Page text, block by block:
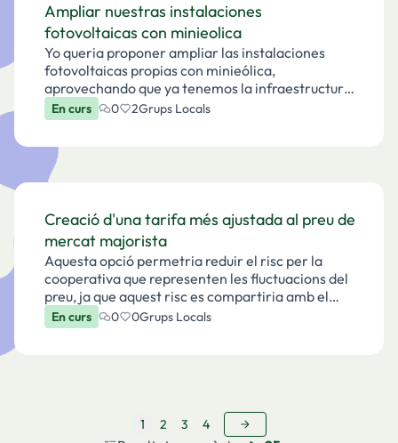
Ampliar nuestras instalaciones
fotovoltaicas con minieolica
Yo queria proponer ampliar las instalaciones
fotovoltaicas propias con minieólica,
aprovechando que ya tenemos la infraestructura
hecha, ahorrandonos muchos trámites y dinero:-
En las plantas de Som Energia o del
En curs 0 2Grups Locals
Creació d'una tarifa més ajustada al preu de
mercat majorista
Aquesta opció permetria reduir el risc per la
cooperativa que representen les fluctuacions del
preu, ja que aquest risc es compartiria amb el
soci. A canvi, es podria ajustar una mica el marge
de "benefici".En aquesta tarifa el preu de l'en…
En curs 0 0Grups Locals
1 2 3 4